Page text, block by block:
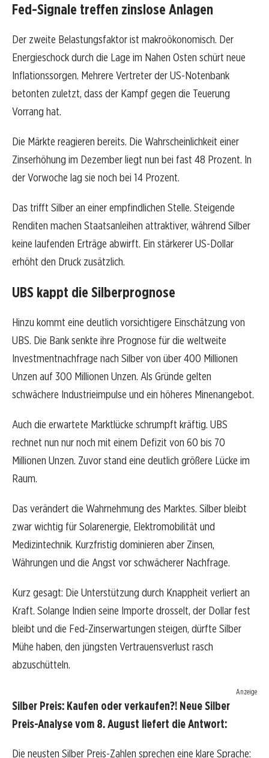
Fed-Signale treffen zinslose Anlagen
Der zweite Belastungsfaktor ist makroökonomisch. Der
Energieschock durch die Lage im Nahen Osten schürt neue
Inflationssorgen. Mehrere Vertreter der US-Notenbank
betonten zuletzt, dass der Kampf gegen die Teuerung
Vorrang hat.
Die Märkte reagieren bereits. Die Wahrscheinlichkeit einer
Zinserhöhung im Dezember liegt nun bei fast 48 Prozent. In
der Vorwoche lag sie noch bei 14 Prozent.
Das trifft Silber an einer empfindlichen Stelle. Steigende
Renditen machen Staatsanleihen attraktiver, während Silber
keine laufenden Erträge abwirft. Ein stärkerer US-Dollar
erhöht den Druck zusätzlich.
UBS kappt die Silberprognose
Hinzu kommt eine deutlich vorsichtigere Einschätzung von
UBS. Die Bank senkte ihre Prognose für die weltweite
Investmentnachfrage nach Silber von über 400 Millionen
Unzen auf 300 Millionen Unzen. Als Gründe gelten
schwächere Industrieimpulse und ein höheres Minenangebot.
Auch die erwartete Marktlücke schrumpft kräftig. UBS
rechnet nun nur noch mit einem Defizit von 60 bis 70
Millionen Unzen. Zuvor stand eine deutlich größere Lücke im
Raum.
Das verändert die Wahrnehmung des Marktes. Silber bleibt
zwar wichtig für Solarenergie, Elektromobilität und
Medizintechnik. Kurzfristig dominieren aber Zinsen,
Währungen und die Angst vor schwächerer Nachfrage.
Kurz gesagt: Die Unterstützung durch Knappheit verliert an
Kraft. Solange Indien seine Importe drosselt, der Dollar fest
bleibt und die Fed-Zinserwartungen steigen, dürfte Silber
Mühe haben, den jüngsten Vertrauensverlust rasch
abzuschütteln.
Anzeige
Silber Preis: Kaufen oder verkaufen?! Neue Silber
Preis-Analyse vom 8. August liefert die Antwort:
Die neusten Silber Preis-Zahlen sprechen eine klare Sprache: